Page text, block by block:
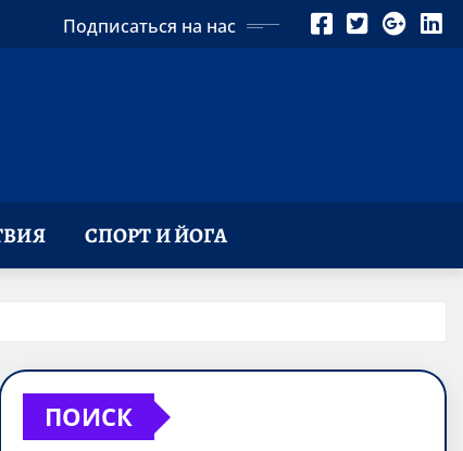
Подписаться на нас
СПОРТ И ЙОГА
ПОИСК